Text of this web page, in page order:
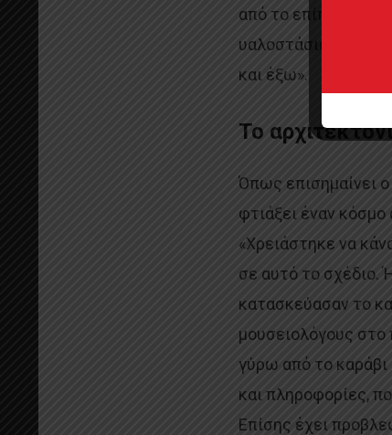
από το επίπεδο του
υαλοστάσια στις
και έξω».
Το
Όπως επισημαίνει
φτιάξει έναν
«Χρειάστηκε να
σε αυτό το
κατασκεύασαν το
μουσειολόγους στο
γύρω από το καράβι
και πληροφορίες,
Επίσης έχει